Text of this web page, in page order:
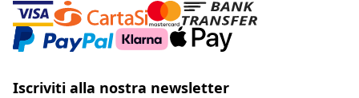
Iscriviti alla nostra newsletter